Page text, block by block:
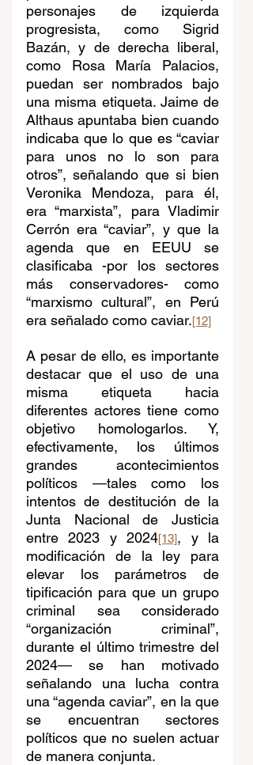
personajes de izquierda
progresista, como Sigrid
Bazán, y de derecha liberal,
como Rosa María Palacios,
puedan ser nombrados bajo
una misma etiqueta. Jaime de
Althaus apuntaba bien cuando
indicaba que lo que es “caviar
para unos no lo son para
otros”, señalando que si bien
Veronika Mendoza, para él,
era “marxista”, para Vladimir
Cerrón era “caviar”, y que la
agenda que en EEUU se
clasificaba -por los sectores
más conservadores- como
“marxismo cultural”, en Perú
era señalado como caviar.[12]
A pesar de ello, es importante
destacar que el uso de una
misma etiqueta hacia
diferentes actores tiene como
objetivo homologarlos. Y,
efectivamente, los últimos
grandes acontecimientos
políticos —tales como los
intentos de destitución de la
Junta Nacional de Justicia
entre 2023 y 2024[13], y la
modificación de la ley para
elevar los parámetros de
tipificación para que un grupo
criminal sea considerado
“organización criminal”,
durante el último trimestre del
2024— se han motivado
señalando una lucha contra
una “agenda caviar”, en la que
se encuentran sectores
políticos que no suelen actuar
de manera conjunta.